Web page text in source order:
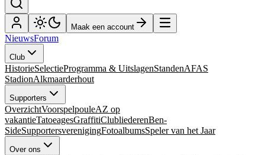
Maak een account
NieuwsForum
Club
HistorieSelectieProgramma & UitslagenStandenAFAS
StadionAlkmaarderhout
Supporters
OverzichtVoorspelpouleAZ op
vakantieTatoeagesGraffitiClubliederenBen-
SideSupportersverenigingFotoalbumsSpeler van het Jaar
Over ons